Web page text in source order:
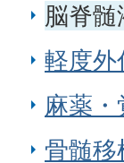
脳脊
軽度
麻薬
骨髄